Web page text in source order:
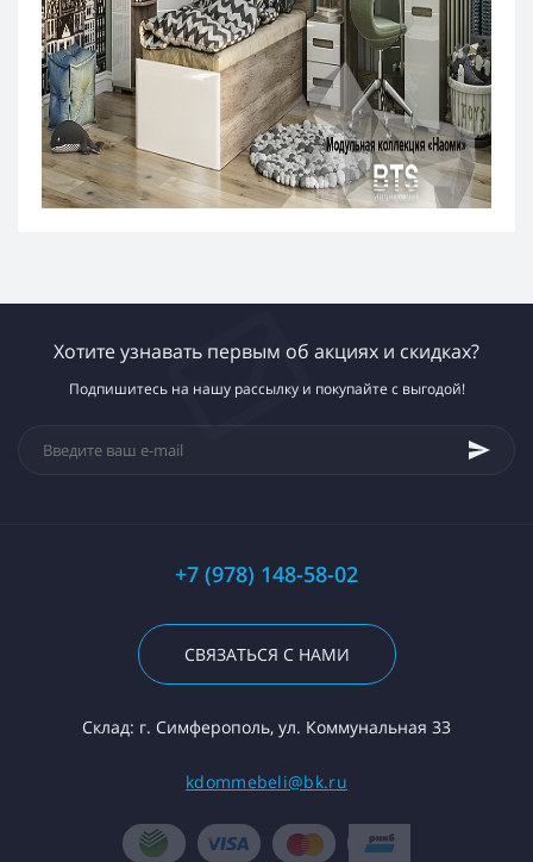
Хотите узнавать первым об акциях и скидках?
Подпишитесь на нашу рассылку и покупайте с выгодой!
+7 (978) 148-58-02
СВЯЗАТЬСЯ С НАМИ
Склад: г. Симферополь, ул. Коммунальная 33
kdommebeli@bk.ru